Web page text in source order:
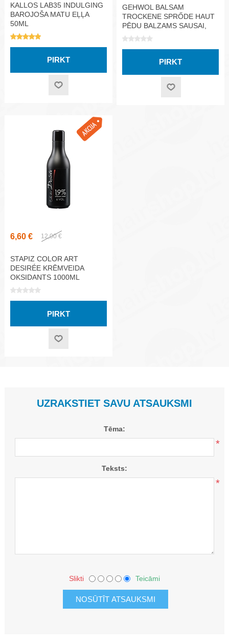
KALLOS LAB35 INDULGING
BAROJOŠA MATU EĻĻA
50ML
GEHWOL BALSAM
TROCKENE SPRŐDE HAUT
PĒDU BALZAMS SAUSAI,
RAUPJAI ĀDAI 75ML
6,60 € 12,00 €
STAPIZ COLOR ART
DESIRÉE KRĒMVEIDA
OKSIDANTS 1000ML
UZRAKSTIET SAVU ATSAUKSMI
Tēma:
*
Teksts:
*
Slikti Teicāmi